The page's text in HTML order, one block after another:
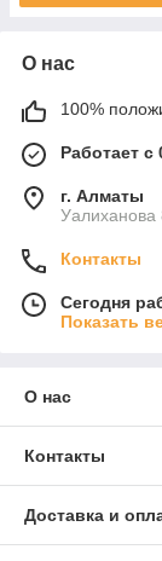
О нас
100%
Работает с
г. Алматы
Уалиханова
Контакты
Сегодня
Показать
О нас
Контакты
Доставка и